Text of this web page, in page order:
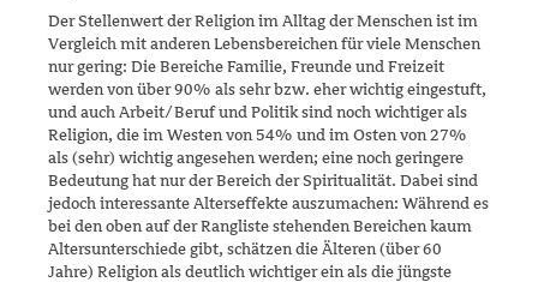
Der Stellenwert der Religion im Alltag der Menschen ist im
Vergleich mit anderen Lebensbereichen für viele Menschen
nur gering: Die Berei­che Familie, Freunde und Freizeit
werden von über 90% als sehr bzw. eher wichtig eingestuft,
und auch Arbeit/Beruf und Politik sind noch wichtiger als
Religion, die im Westen von 54% und im Osten von 27%
als (sehr) wichtig angesehen werden; eine noch geringere
Bedeutung hat nur der Bereich der Spiritualität. Dabei sind
jedoch interessante Alters­effekte auszumachen: Während es
bei den oben auf der Rangliste ste­hen­den Bereichen kaum
Altersunterschiede gibt, schätzen die Älteren (über 60
Jahre) Religion als deutlich wichtiger ein als die jüngste